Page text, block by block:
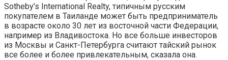
Sotheby’s International Realty, типичным русским
покупателем в Таиланде может быть предприниматель
в возрасте около 30 лет из восточной части Федерации,
например из Владивостока. Но все больше инвесторов
из Москвы и Санкт-Петербурга считают тайский рынок
все более и более привлекательным, сказала она.